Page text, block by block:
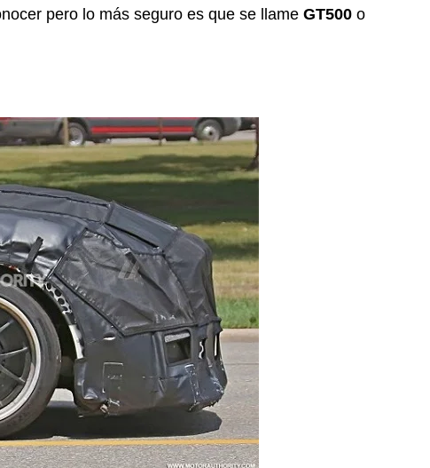
pero lo más seguro es que se llame GT500 o